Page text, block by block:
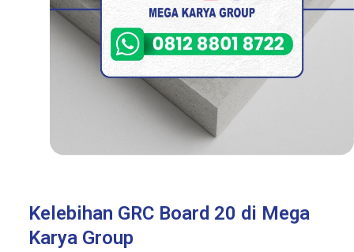
Kelebihan GRC Board 20 di Mega
Karya Group